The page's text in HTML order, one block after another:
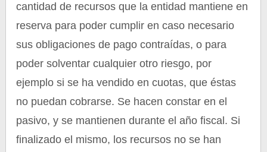
cantidad de recursos que la entidad mantiene en
reserva para poder cumplir en caso necesario
sus obligaciones de pago contraídas, o para
poder solventar cualquier otro riesgo, por
ejemplo si se ha vendido en cuotas, que éstas
no puedan cobrarse. Se hacen constar en el
pasivo, y se mantienen durante el año fiscal. Si
finalizado el mismo, los recursos no se han